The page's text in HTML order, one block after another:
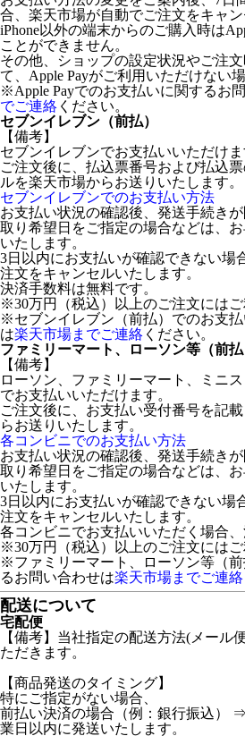
合、楽天市場が自動でご注文をキャン
iPhone以外の端末からのご購入時は
ことができません。
その他、ショップの設定状況やご注
て、Apple Payがご利用いただけない
※Apple Payでのお支払いに関するお
でご連絡 ください。
セブンイレブン（前払）
【備考】
セブンイレブンでお支払いいただけま
ご注文後に、払込票番号および払込
ルを楽天市場からお送りいたします。
セブンイレブンでのお支払い方法
お支払い状況の確認後、発送手続き
取り希望日をご指定の場合などは、
いたします。
3日以内にお支払いが確認できない場
注文をキャンセルいたします。
決済手数料は無料です。
※30万円（税込）以上のご注文にはご
※セブンイレブン（前払）でのお支
は楽天市場までご連絡 ください。
ファミリーマート、ローソン等（前払
【備考】
ローソン、ファミリーマート、ミニ
でお支払いいただけます。
ご注文後に、お支払い受付番号を記
らお送りいたします。
各コンビニでのお支払い方法
お支払い状況の確認後、発送手続き
取り希望日をご指定の場合などは、
いたします。
3日以内にお支払いが確認できない場
注文をキャンセルいたします。
各コンビニでお支払いいただく場合、
※30万円（税込）以上のご注文にはご
※ファミリーマート、ローソン等（
るお問い合わせは楽天市場までご連絡
配送について
宅配便
【備考】当社指定の配送方法(メール
ただきます。
【商品発送のタイミング】
特にご指定がない場合、
前払い決済の場合（例：銀行振込）
業日以内に発送いたします。